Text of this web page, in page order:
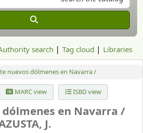
search Tag cloud Libraries
nuevos dólmenes en Navarra /
MARC view ISBD view
en Navarra /
J.